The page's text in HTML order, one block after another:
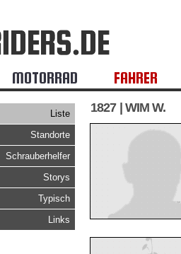
MOTORRAD FAHRER
Liste
Standorte
Schrauberhelfer
Storys
Typisch
Links
1827 | WIM W.